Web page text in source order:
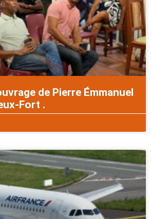
de Pierre Émmanuel
Fort .